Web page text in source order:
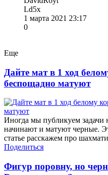
Ld5x
1 марта 2021 23:17
0
Еще
Дайте мат в 1 ход
беспощадно матуют
Иногда мы публикуем задачи
начинают и матуют черные.
статье расскажем про
Поделиться
Фигур поровну, но